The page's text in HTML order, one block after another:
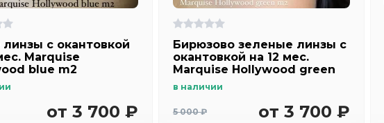
c окантовкой
Marquise
blue m2
от 3 700 ₽
Бирюзово зеленые линзы c
окантовкой на 12 мес.
Marquise Hollywood green
в наличии
5 000 ₽ от 3 700 ₽